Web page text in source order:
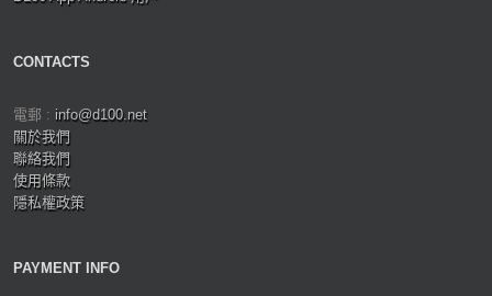
CONTACTS
電郵 : info@d100.net
關於我們
聯絡我們
使用條款
隱私權政策
PAYMENT INFO